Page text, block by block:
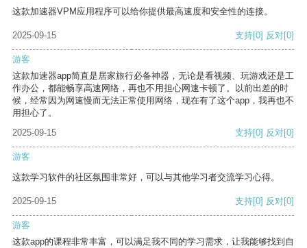
这款加速器VPM应用程序可以给你提供最高速度和安全性的连接。
2025-09-15 支持[0] 反对[0]
游客
这款加速器app简直是居家旅行必备神器，无论是看视频、玩游戏还是工
作办公，都能畅享高速网络，再也不用担心网速卡顿了。以前出差的时
候，经常因为网速慢而无法正常使用网络，现在有了这个app，我再也不
用担心了。
2025-09-15
支持[0] 反对[0]
游客
这款学习软件的社区氛围非常好，可以与其他学习者交流学习心得。
2025-09-15 支持[0] 反对[0]
游客
这款app的课程非常丰富，可以满足我不同的学习需求，让我能够找到自